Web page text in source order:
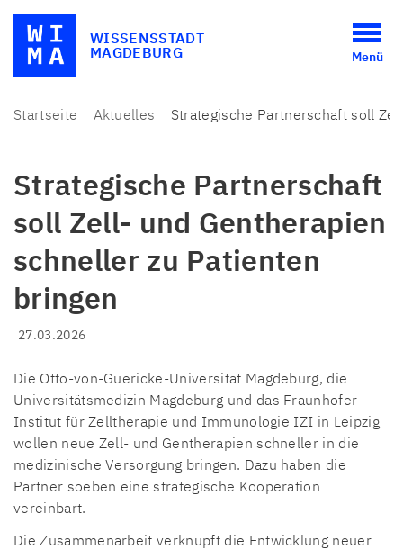
WISSENSSTADT
MAGDEBURG
Menü
Startseite Aktuelles Strategische Partnerschaft soll
Strategische Partnerschaft
soll Zell- und Gentherapien
schneller zu Patienten
bringen
27.03.2026
Die Otto-von-Guericke-Universität Magdeburg, die
Universitätsmedizin Magdeburg und das Fraunhofer-
Institut für Zelltherapie und Immunologie IZI in Leipzig
wollen neue Zell- und Gentherapien schneller in die
medizinische Versorgung bringen. Dazu haben die
Partner soeben eine strategische Kooperation
vereinbart.
Die Zusammenarbeit verknüpft die Entwicklung neuer